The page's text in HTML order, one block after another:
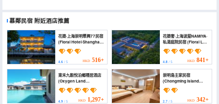
慕鄰民宿 附近酒店推薦
花築·上海崇明聚興77民宿
(Floral Hotel·Shanghai
Chongming Juxing 77
Hotel)
4.6 / 5 HKD 516+
花築奢·上海波屋NAMIYA·
私湯庭院民宿 (Floral Lux
Hotel·Bowu Namiya
Private Hot Spring
Courtyard, Shanghai)
4.8/ 5 HKD 841+
東禾九穀悅泊鄉隱居酒店
(Oxygen Land
Seclusive Villa)
4.9 / 5 HKD 1,297+
崇明島主家民宿
(Chongming Island
Main Homestay)
2.7/ 5 HKD 342+